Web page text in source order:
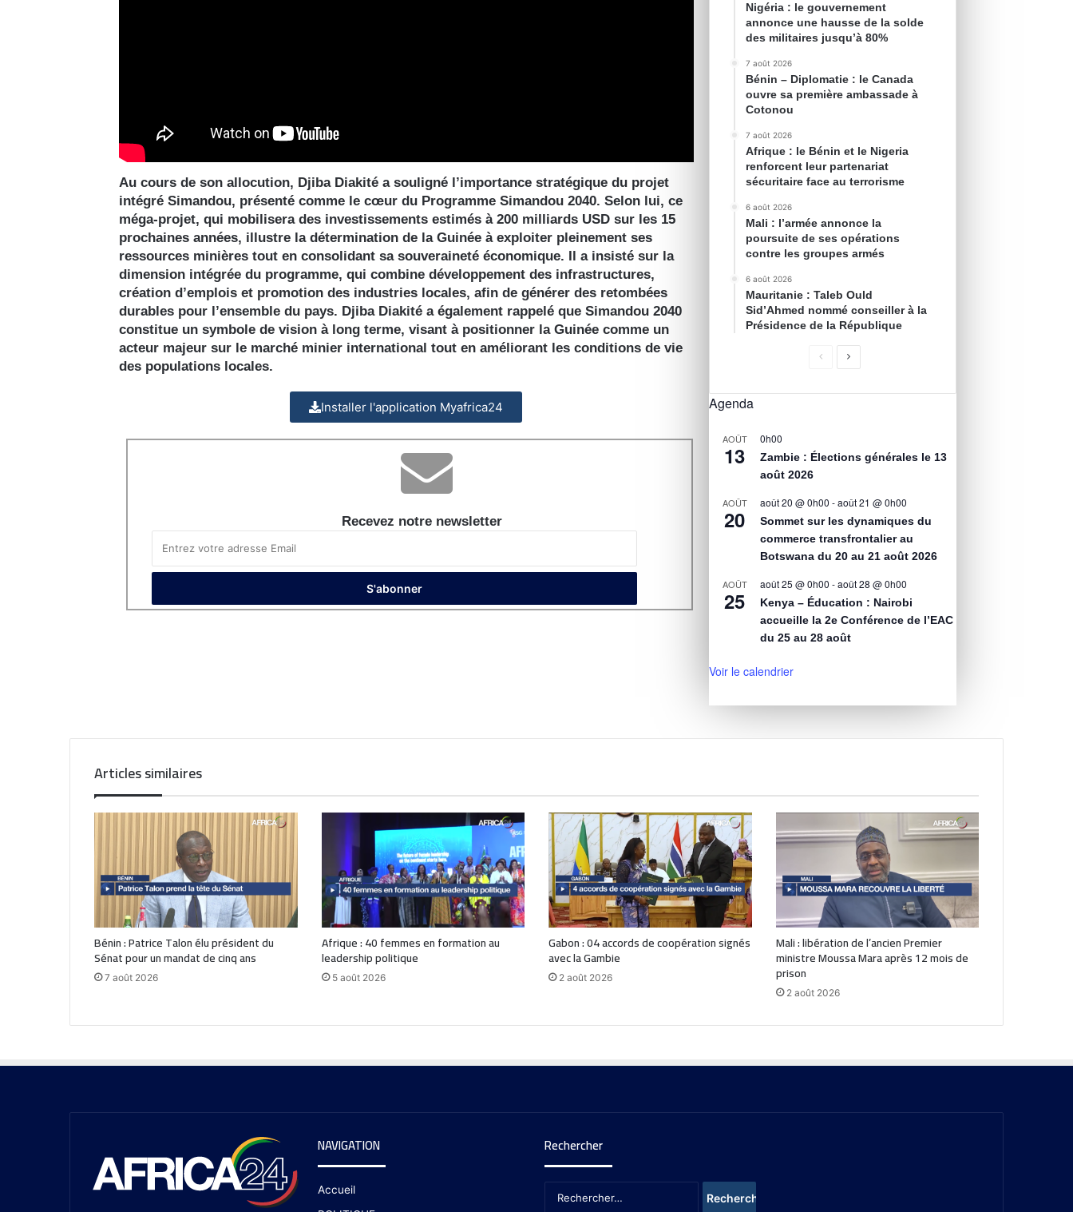
Au cours de son allocution, Djiba Diakité a souligné l’importance stratégique du projet
intégré Simandou, présenté comme le cœur du Programme Simandou 2040. Selon lui, ce
méga-projet, qui mobilisera des investissements estimés à 200 milliards USD sur les 15
prochaines années, illustre la détermination de la Guinée à exploiter pleinement ses
ressources minières tout en consolidant sa souveraineté économique. Il a insisté sur la
dimension intégrée du programme, qui combine développement des infrastructures,
création d’emplois et promotion des industries locales, afin de générer des retombées
durables pour l’ensemble du pays. Djiba Diakité a également rappelé que Simandou 2040
constitue un symbole de vision à long terme, visant à positionner la Guinée comme un
acteur majeur sur le marché minier international tout en améliorant les conditions de vie
des populations locales.
Installer l'application Myafrica24
Recevez notre newsletter
Nigéria : le gouvernement
annonce une hausse de la solde
des militaires jusqu’à 80%
7 août 2026
Bénin – Diplomatie : le Canada
ouvre sa première ambassade à
Cotonou
7 août 2026
Afrique : le Bénin et le Nigeria
renforcent leur partenariat
sécuritaire face au terrorisme
6 août 2026
Mali : l’armée annonce la
poursuite de ses opérations
contre les groupes armés
6 août 2026
Mauritanie : Taleb Ould
Sid’Ahmed nommé conseiller à la
Présidence de la République
Agenda
AOÛT
13
0h00
Zambie : Élections générales le 13
août 2026
AOÛT
20
août 20 @ 0h00 -août 21 @ 0h00
Sommet sur les dynamiques du
commerce transfrontalier au
Botswana du 20 au 21 août 2026
AOÛT
25
août 25 @ 0h00 -août 28 @ 0h00
Kenya – Éducation : Nairobi
accueille la 2e Conférence de l’EAC
du 25 au 28 août
Voir le calendrier
Articles similaires
Bénin : Patrice Talon élu président du
Sénat pour un mandat de cinq ans
7 août 2026
Afrique : 40 femmes en formation au
leadership politique
5 août 2026
Gabon : 04 accords de coopération signés
avec la Gambie
2 août 2026
Mali : libération de l’ancien Premier
ministre Moussa Mara après 12 mois de
prison
2 août 2026
NAVIGATION
Accueil
Rechercher